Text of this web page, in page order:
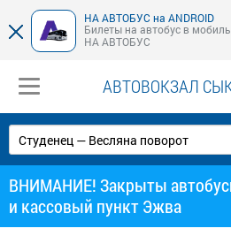
НА АВТОБУС на ANDROID
Билеты на автобус в
НА АВТОБУС
АВТОВОКЗАЛ
ВНИМАНИЕ! Закрыты
и кассовый пункт Эжва